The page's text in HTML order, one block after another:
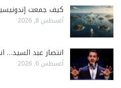
كيف جمعت
أغسطس 8, 2026
انتصار عبد السيد…
أغسطس 6, 2026